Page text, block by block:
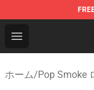
Open menu
Pop Smoke
ホーム/Pop Smoke